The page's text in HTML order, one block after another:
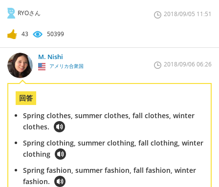
RYOさん 2018/09/05 11:51
43 50399
M. Nishi
アメリカ合衆国 2018/09/06 06:26
回答
Spring clothes, summer clothes, fall clothes, winter
clothes.
Spring clothing, summer clothing, fall clothing, winter
clothing
Spring fashion, summer fashion, fall fashion, winter
fashion.